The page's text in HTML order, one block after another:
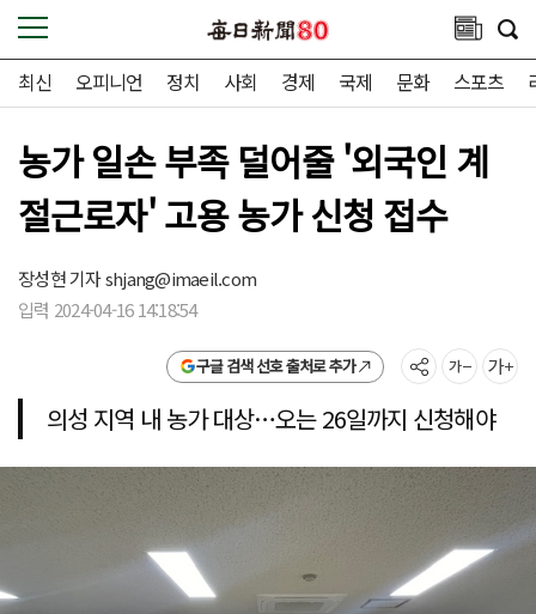
최신 오피니언 정치 사회 경제 국제 문화 스포츠
농가 일손 부족 덜어줄 '외국인 계
절근로자' 고용 농가 신청 접수
장성현 기자shjang@imaeil.com
입력 2024-04-16 14:18:54
구글 검색 선호 출처로 추가
의성 지역 내 농가 대상…오는 26일까지 신청해야